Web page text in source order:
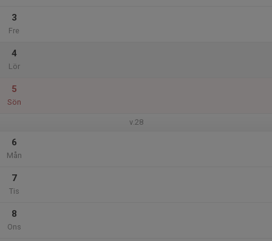
3
Fre
4
Lör
5
Sön
v.28
6
Mån
7
Tis
8
Ons